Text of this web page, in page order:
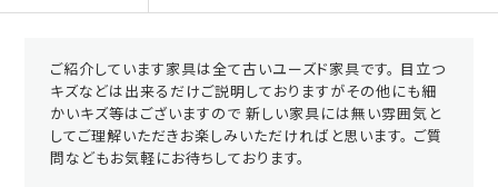
ご紹介しています家具は全て古いユーズド家具です。 目立つ
キズなどは出来るだけご説明しておりますがその他にも細
かいキズ等はございますので 新しい家具には無い雰囲気と
してご理解いただきお楽しみいただければと思います。 ご質
問などもお気軽にお待ちしております。